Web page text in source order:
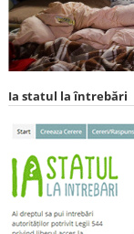
Ia statul la întrebări